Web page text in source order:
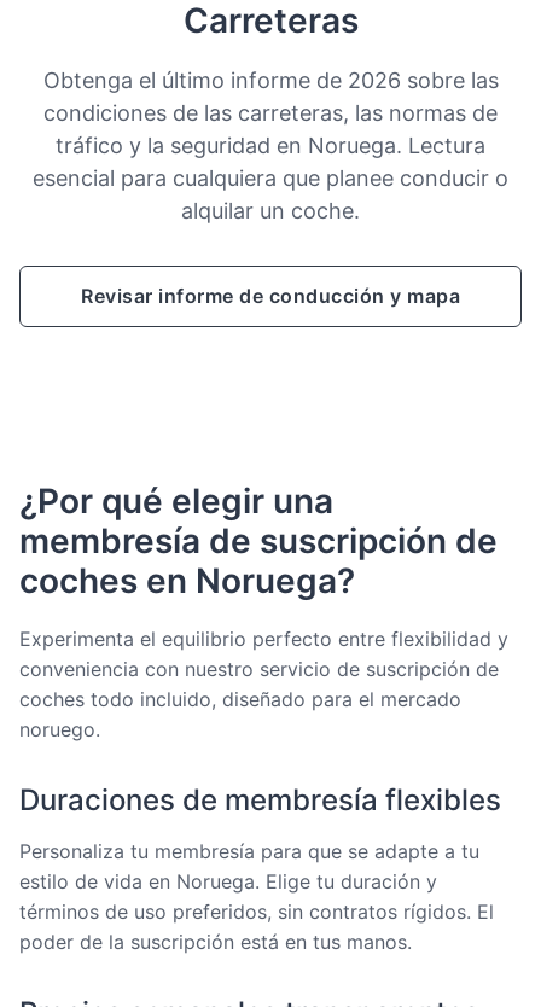
Carreteras
Obtenga el último informe de 2026 sobre las
condiciones de las carreteras, las normas de
tráfico y la seguridad en Noruega. Lectura
esencial para cualquiera que planee conducir o
alquilar un coche.
Revisar informe de conducción y mapa
¿Por qué elegir una
membresía de suscripción de
coches en Noruega?
Experimenta el equilibrio perfecto entre flexibilidad y
conveniencia con nuestro servicio de suscripción de
coches todo incluido, diseñado para el mercado
noruego.
Duraciones de membresía flexibles
Personaliza tu membresía para que se adapte a tu
estilo de vida en Noruega. Elige tu duración y
términos de uso preferidos, sin contratos rígidos. El
poder de la suscripción está en tus manos.